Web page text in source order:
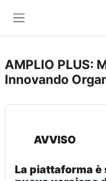
AMPLIO PLUS:
Innovando
AVVISO
La piattaforma